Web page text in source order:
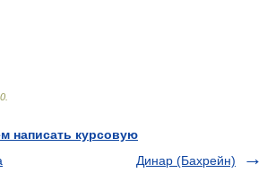
написать курсовую
Динар (Бахрейн)